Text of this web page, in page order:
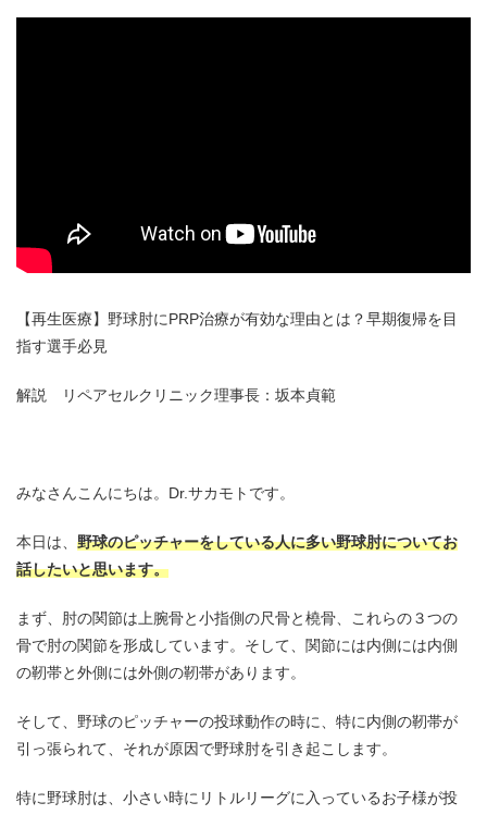
【再生医療】野球肘にPRP治療が有効な理由とは？早期復帰を目
指す選手必見
解説 リペアセルクリニック理事長：坂本貞範
みなさんこんにちは。Dr.サカモトです。
本日は、 野球のピッチャーをしている人に多い野球肘についてお
話したいと思います。
まず、肘の関節は上腕骨と小指側の尺骨と橈骨、これらの３つの
骨で肘の関節を形成しています。そして、関節には内側には内側
の靭帯と外側には外側の靭帯があります。
そして、野球のピッチャーの投球動作の時に、特に内側の靭帯が
引っ張られて、それが原因で野球肘を引き起こします。
特に野球肘は、小さい時にリトルリーグに入っているお子様が投